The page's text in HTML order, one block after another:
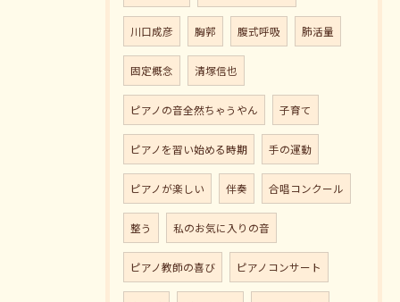
川口成彦 胸郭 腹式呼吸 肺活量
固定概念 清塚信也
ピアノの音全然ちゃうやん 子育て
ピアノを習い始める時期 手の運動
ピアノが楽しい 伴奏 合唱コンクール
整う 私のお気に入りの音
ピアノ教師の喜び ピアノコンサート